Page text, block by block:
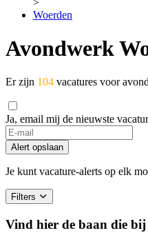
Woerden
Avondwerk
Er zijn 104 vacatures voor
Ja, email mij de nieuwste
If
you
are
a
ignore
this
field
Alert opslaan
Je kunt vacature-alerts op elk
Filters
Vind hier de baan die